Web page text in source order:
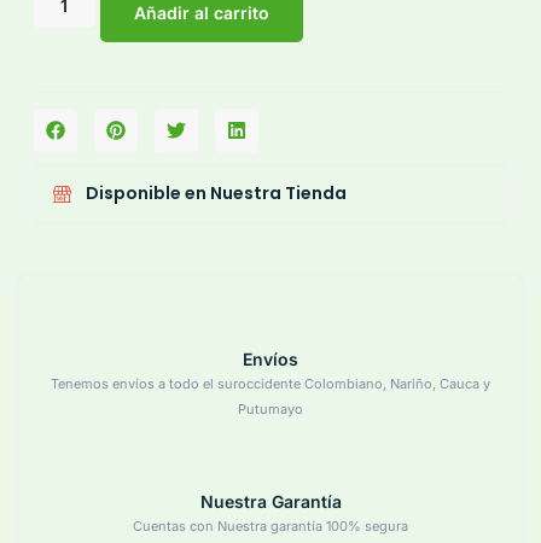
Añadir al carrito
Disponible en Nuestra Tienda
Envíos
Tenemos envíos a todo el suroccidente Colombiano, Nariño, Cauca y
Putumayo
Nuestra Garantía
Cuentas con Nuestra garantía 100% segura